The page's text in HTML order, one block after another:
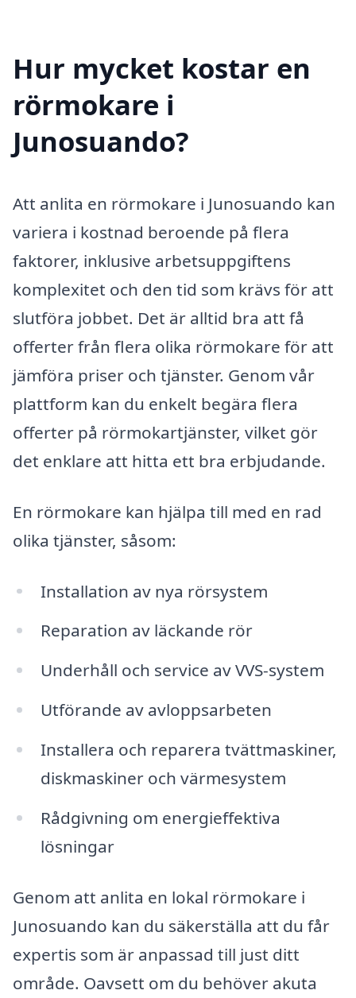
Hur mycket kostar en
rörmokare i
Junosuando?
Att anlita en rörmokare i Junosuando kan
variera i kostnad beroende på flera
faktorer, inklusive arbetsuppgiftens
komplexitet och den tid som krävs för att
slutföra jobbet. Det är alltid bra att få
offerter från flera olika rörmokare för att
jämföra priser och tjänster. Genom vår
plattform kan du enkelt begära flera
offerter på rörmokartjänster, vilket gör
det enklare att hitta ett bra erbjudande.
En rörmokare kan hjälpa till med en rad
olika tjänster, såsom:
Installation av nya rörsystem
Reparation av läckande rör
Underhåll och service av VVS-system
Utförande av avloppsarbeten
Installera och reparera tvättmaskiner,
diskmaskiner och värmesystem
Rådgivning om energieffektiva
lösningar
Genom att anlita en lokal rörmokare i
Junosuando kan du säkerställa att du får
expertis som är anpassad till just ditt
område. Oavsett om du behöver akuta